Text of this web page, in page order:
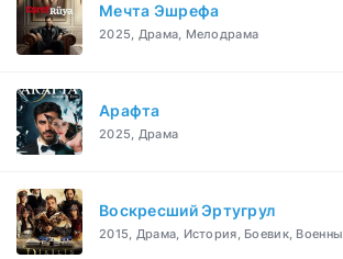
Мечта Эшрефа
2025, Драма, Мелодрама
Арафта
2025, Драма
Воскресший Эртугрул
2015, Драма, История, Боевик,